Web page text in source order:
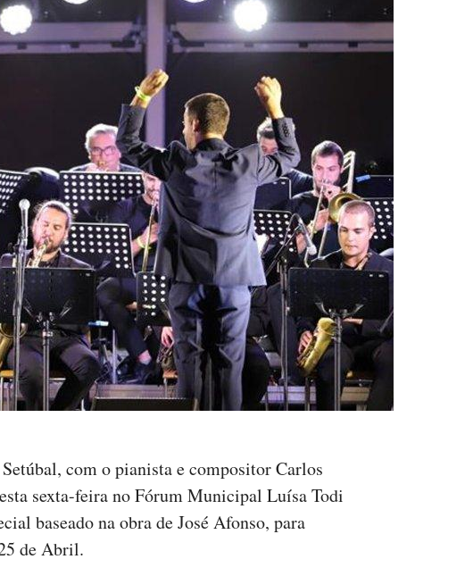
com o pianista e compositor Carlos
sexta-feira no Fórum Municipal Luísa Todi
baseado na obra de José Afonso, para
de Abril.